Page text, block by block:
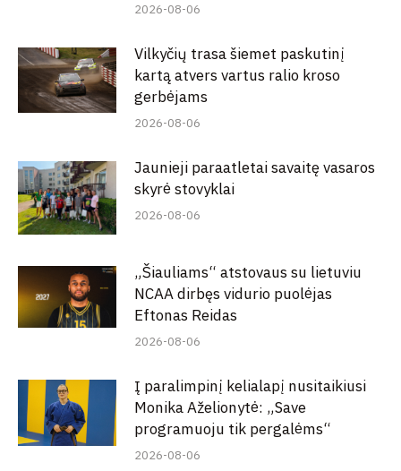
2026-08-06
Vilkyčių trasa šiemet paskutinį
kartą atvers vartus ralio kroso
gerbėjams
2026-08-06
Jaunieji paraatletai savaitę vasaros
skyrė stovyklai
2026-08-06
„Šiauliams“ atstovaus su lietuviu
NCAA dirbęs vidurio puolėjas
Eftonas Reidas
2026-08-06
Į paralimpinį kelialapį nusitaikiusi
Monika Aželionytė: „Save
programuoju tik pergalėms“
2026-08-06